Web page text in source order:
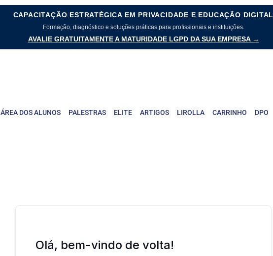
CAPACITAÇÃO ESTRATÉGICA EM PRIVACIDADE E EDUCAÇÃO DIGITAL
Formação, diagnóstico e soluções práticas para profissionais e instituições.
AVALIE GRATUITAMENTE A MATURIDADE LGPD DA SUA EMPRESA →
ÁREA DOS ALUNOS PALESTRAS ELITE ARTIGOS LIROLLA CARRINHO DPO
Olá, bem-vindo de volta!